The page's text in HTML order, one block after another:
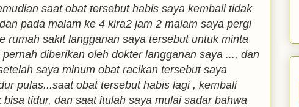
saat obat tersebut habis saya kembali tidak
pada malam ke 4 kira2 jam 2 malam saya pergi
rumah sakit langganan saya tersebut untuk minta
diberikan oleh dokter langganan saya ..., dan
saya minum obat racikan tersebut saya
pulas...saat obat tersebut habis lagi , kembali
bisa tidur, dan saat itulah saya mulai sadar bahwa